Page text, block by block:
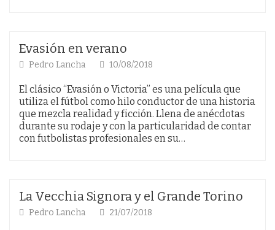
Evasión en verano
Pedro Lancha 10/08/2018
El clásico “Evasión o Victoria” es una película que
utiliza el fútbol como hilo conductor de una historia
que mezcla realidad y ficción. Llena de anécdotas
durante su rodaje y con la particularidad de contar
con futbolistas profesionales en su…
La Vecchia Signora y el Grande Torino
Pedro Lancha 21/07/2018